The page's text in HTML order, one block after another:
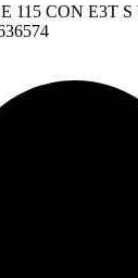
115 CON E3T S